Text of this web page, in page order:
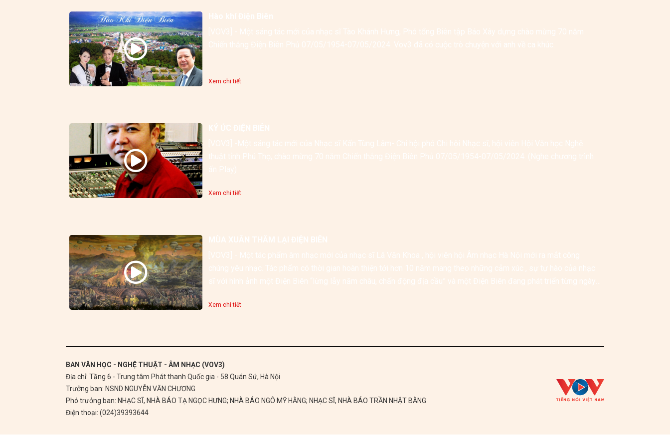
Hào khí Điện Biên
[VOV3] - Một sáng tác mới của nhạc sĩ Tào Khánh Hưng, Phó tổng Biên tập Báo Xây dựng chào mừng 70 năm
Chiến thắng Điện Biên Phủ 07/05/1954-07/05/2024. Vov3 đã có cuộc trò chuyện với anh về ca khúc.
Xem chi tiết
KÝ ỨC ĐIỆN BIÊN
[VOV3] -Một sáng tác mới của Nhạc sĩ Kấn Tùng Lâm- Chi hội phó Chi hội Nhạc sĩ, hội viên Hội Văn học Nghệ
thuật tỉnh Phú Thọ, chào mừng 70 năm Chiến thắng Điện Biên Phủ 07/05/1954-07/05/2024. (Nghe chương trình
ấn Play)
Xem chi tiết
MÙA XUÂN THĂM LẠI ĐIỆN BIÊN
[VOV3] - Một tác phẩm âm nhạc mới của nhạc sĩ Lã Văn Khoa , hội viên hội Âm nhạc Hà Nội mới ra mắt công
chúng yêu nhạc. Tác phẩm có thời gian hoàn thiện tới hơn 10 năm mang theo những cảm xúc , sự tự hào của nhạc
sĩ với hình ảnh một Điện Biên “lừng lẫy năm châu, chấn động địa cầu” và một Điện Biên đang phát triển từng ngày
Xem chi tiết
BAN VĂN HỌC - NGHỆ THUẬT - ÂM NHẠC (VOV3)
Địa chỉ: Tầng 6 - Trung tâm Phát thanh Quốc gia - 58 Quán Sứ, Hà Nội
Trưởng ban: NSND NGUYỄN VĂN CHƯƠNG
Phó trưởng ban: NHẠC SĨ, NHÀ BÁO TẠ NGỌC HƯNG; NHÀ BÁO NGÔ MỸ HẰNG; NHẠC SĨ, NHÀ BÁO TRẦN NHẬT BẰNG
Điện thoại: (024)39393644